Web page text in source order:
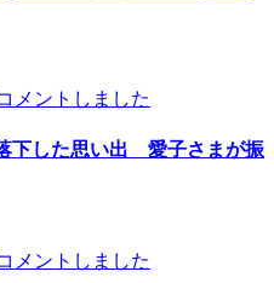
メントしました
下した思い出 愛子さまが振
メントしました